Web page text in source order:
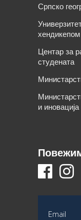
Српско
хендикепом
Центар за
студената
и иновација